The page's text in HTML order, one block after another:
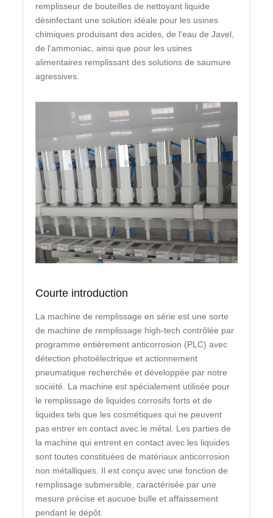
remplisseur de bouteilles de nettoyant liquide
désinfectant une solution idéale pour les usines
chimiques produisant des acides, de l'eau de Javel,
de l'ammoniac, ainsi que pour les usines
alimentaires remplissant des solutions de saumure
agressives.
Courte introduction
La machine de remplissage en série est une sorte
de machine de remplissage high-tech contrôlée par
programme entièrement anticorrosion (PLC) avec
détection photoélectrique et actionnement
pneumatique recherchée et développée par notre
société. La machine est spécialement utilisée pour
le remplissage de liquides corrosifs forts et de
liquides tels que les cosmétiques qui ne peuvent
pas entrer en contact avec le métal. Les parties de
la machine qui entrent en contact avec les liquides
sont toutes constituées de matériaux anticorrosion
non métalliques. Il est conçu avec une fonction de
remplissage submersible, caractérisée par une
mesure précise et aucune bulle et affaissement
pendant le dépôt.